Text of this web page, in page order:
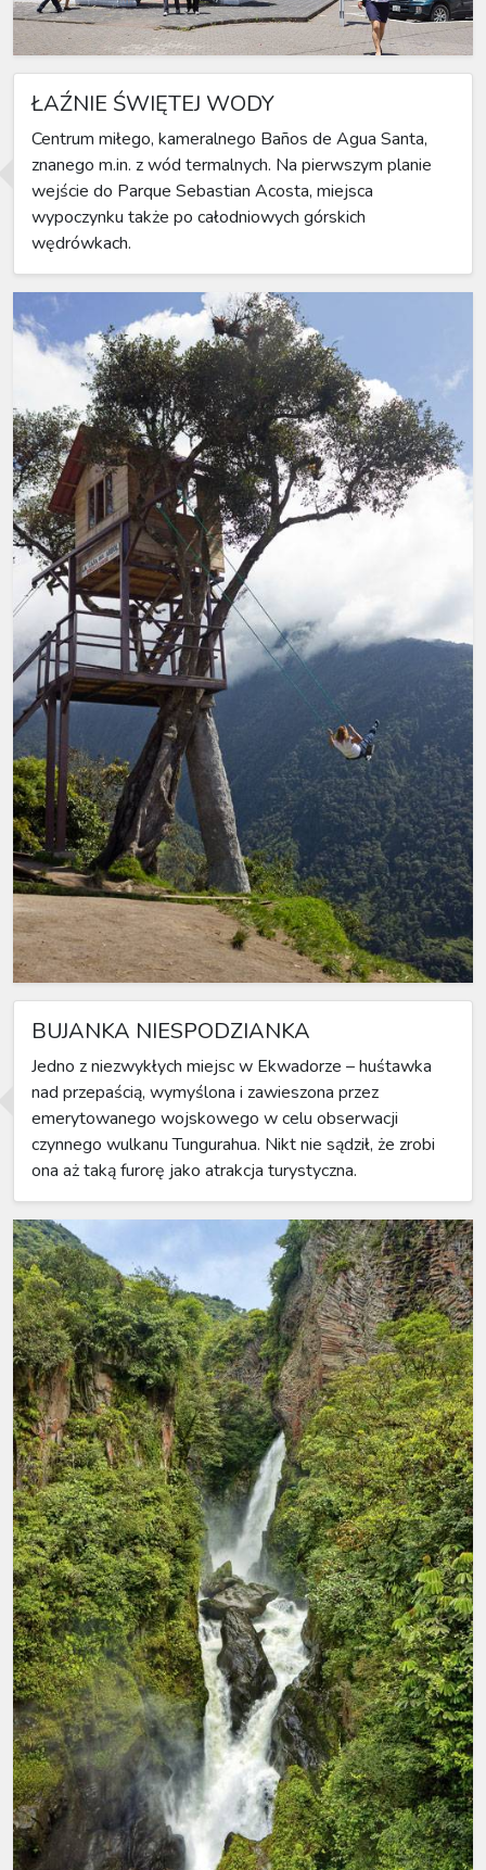
ŁAŹNIE ŚWIĘTEJ WODY
Centrum miłego, kameralnego Baños de Agua Santa,
znanego m.in. z wód termalnych. Na pierwszym planie
wejście do Parque Sebastian Acosta, miejsca
wypoczynku także po całodniowych górskich
wędrówkach.
BUJANKA NIESPODZIANKA
Jedno z niezwykłych miejsc w Ekwadorze – huśtawka
nad przepaścią, wymyślona i zawieszona przez
emerytowanego wojskowego w celu obserwacji
czynnego wulkanu Tungurahua. Nikt nie sądził, że zrobi
ona aż taką furorę jako atrakcja turystyczna.